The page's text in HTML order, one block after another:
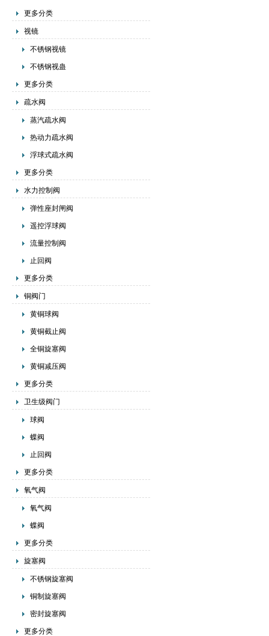
更多分类
视镜
不锈钢视镜
不锈钢视蛊
更多分类
疏水阀
蒸汽疏水阀
热动力疏水阀
浮球式疏水阀
更多分类
水力控制阀
弹性座封闸阀
遥控浮球阀
流量控制阀
止回阀
更多分类
铜阀门
黄铜球阀
黄铜截止阀
全铜旋塞阀
黄铜减压阀
更多分类
卫生级阀门
球阀
蝶阀
止回阀
更多分类
氧气阀
氧气阀
蝶阀
更多分类
旋塞阀
不锈钢旋塞阀
铜制旋塞阀
密封旋塞阀
更多分类